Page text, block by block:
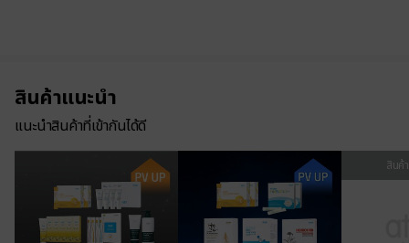
สินค้าแนะนำ
แนะนำสินค้าที่เข้ากันได้ดี
สินค้